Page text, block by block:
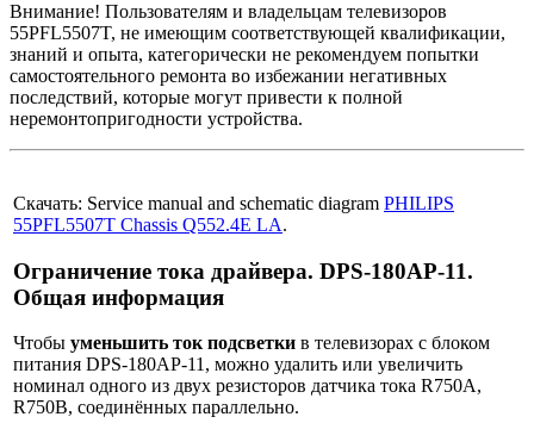
Внимание! Пользователям и владельцам телевизоров
55PFL5507T, не имеющим соответствующей квалификации,
знаний и опыта, категорически не рекомендуем попытки
самостоятельного ремонта во избежании негативных
последствий, которые могут привести к полной
неремонтопригодности устройства.
Скачать: Service manual and schematic diagram PHILIPS
55PFL5507T Chassis Q552.4E LA.
Ограничение тока драйвера. DPS-180AP-11.
Общая информация
Чтобы уменьшить ток подсветки в телевизорах с блоком
питания DPS-180AP-11, можно удалить или увеличить
номинал одного из двух резисторов датчика тока R750A,
R750B, соединённых параллельно.